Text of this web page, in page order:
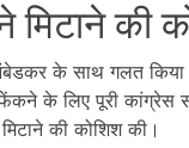
मिटाने की
आंबेडकर के साथ गलत
के लिए पूरी कांग्रेस
की कोशिश की।